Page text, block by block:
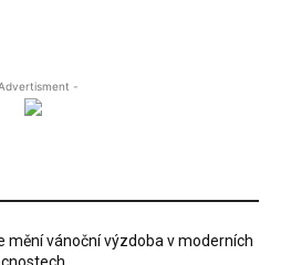
-
mění vánoční výzdoba v moderních